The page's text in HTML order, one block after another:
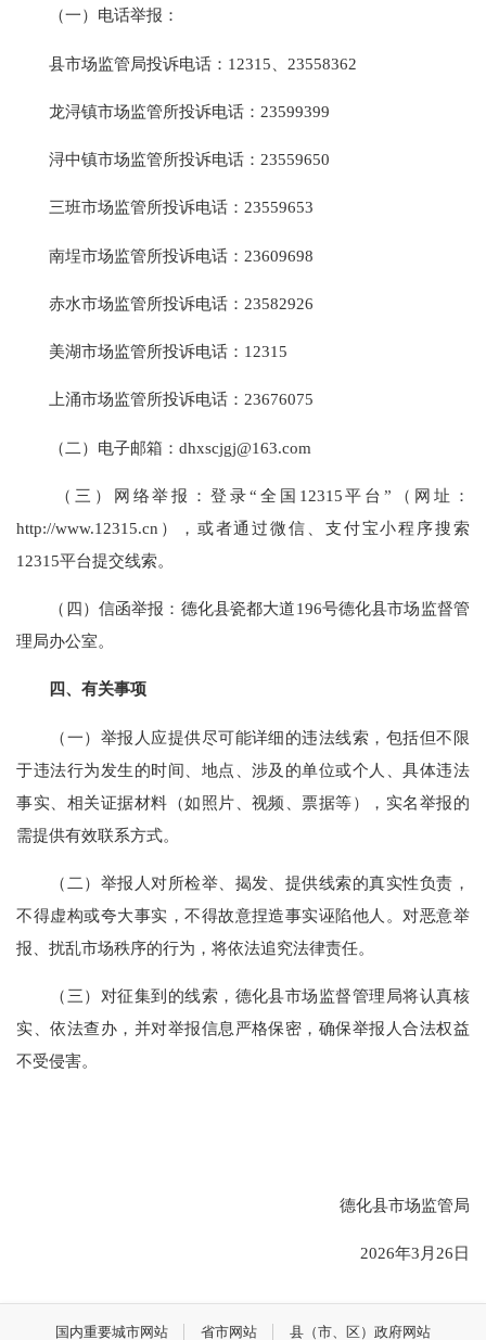
（一）电话举报：
县市场监管局投诉电话：12315、23558362
龙浔镇市场监管所投诉电话：23599399
浔中镇市场监管所投诉电话：23559650
三班市场监管所投诉电话：23559653
南埕市场监管所投诉电话：23609698
赤水市场监管所投诉电话：23582926
美湖市场监管所投诉电话：12315
上涌市场监管所投诉电话：23676075
（二）电子邮箱：dhxscjgj@163.com
（三）网络举报：登录“全国12315平台”（网址：
http://www.12315.cn），或者通过微信、支付宝小程序搜索
12315平台提交线索。
（四）信函举报：德化县瓷都大道196号德化县市场监督管
理局办公室。
四、有关事项
（一）举报人应提供尽可能详细的违法线索，包括但不限
于违法行为发生的时间、地点、涉及的单位或个人、具体违法
事实、相关证据材料（如照片、视频、票据等），实名举报的
需提供有效联系方式。
（二）举报人对所检举、揭发、提供线索的真实性负责，
不得虚构或夸大事实，不得故意捏造事实诬陷他人。对恶意举
报、扰乱市场秩序的行为，将依法追究法律责任。
（三）对征集到的线索，德化县市场监督管理局将认真核
实、依法查办，并对举报信息严格保密，确保举报人合法权益
不受侵害。
德化县市场监管局
2026年3月26日
国内重要城市网站 省市网站 县（市、区）政府网站